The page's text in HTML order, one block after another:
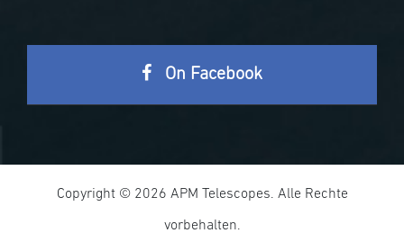
On Facebook
Copyright © 2026 APM Telescopes. Alle Rechte
vorbehalten.